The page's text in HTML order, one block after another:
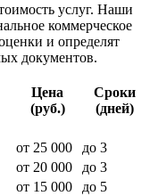
услуг. Наши
коммерческое
и определят
документов.
Цена
(руб.)
Сроки
(дней)
от 25 000
до 3
от 20 000
до 3
от 15 000
до 5